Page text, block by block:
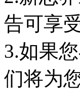
告可享
3.如果
们将为